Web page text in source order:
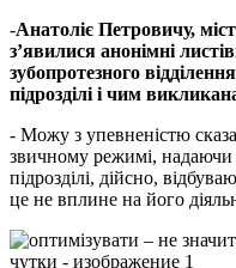
-Анатоліє Петровичу,
з’явилися анонімні
зубопротезного
підрозділі і чим
- Можу з упевненістю
звичному режимі, надаючи
підрозділі, дійсно,
це не вплине на його